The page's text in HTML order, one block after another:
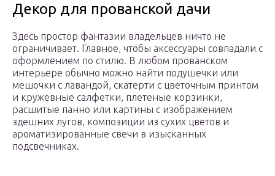
Декор для прованской дачи
Здесь простор фантазии владельцев ничто не
ограничивает. Главное, чтобы аксессуары совпадали с
оформлением по стилю. В любом прованском
интерьере обычно можно найти подушечки или
мешочки с лавандой, скатерти с цветочным принтом
и кружевные салфетки, плетеные корзинки,
расшитые панно или картины с изображением
здешних лугов, композиции из сухих цветов и
ароматизированные свечи в изысканных
подсвечниках.